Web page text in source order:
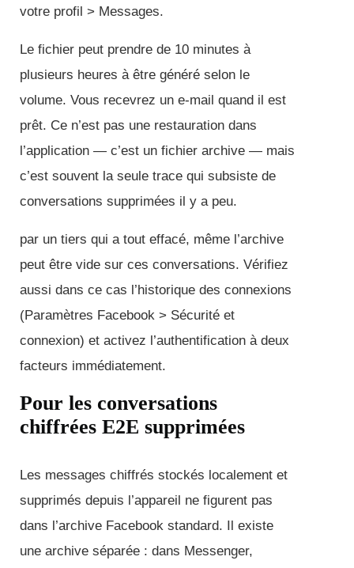
votre profil > Messages.
Le fichier peut prendre de 10 minutes à
plusieurs heures à être généré selon le
volume. Vous recevrez un e-mail quand il est
prêt. Ce n’est pas une restauration dans
l’application — c’est un fichier archive — mais
c’est souvent la seule trace qui subsiste de
conversations supprimées il y a peu.
par un tiers qui a tout effacé, même l’archive
peut être vide sur ces conversations. Vérifiez
aussi dans ce cas l’historique des connexions
(Paramètres Facebook > Sécurité et
connexion) et activez l’authentification à deux
facteurs immédiatement.
Pour les conversations
chiffrées E2E supprimées
Les messages chiffrés stockés localement et
supprimés depuis l’appareil ne figurent pas
dans l’archive Facebook standard. Il existe
une archive séparée : dans Messenger,